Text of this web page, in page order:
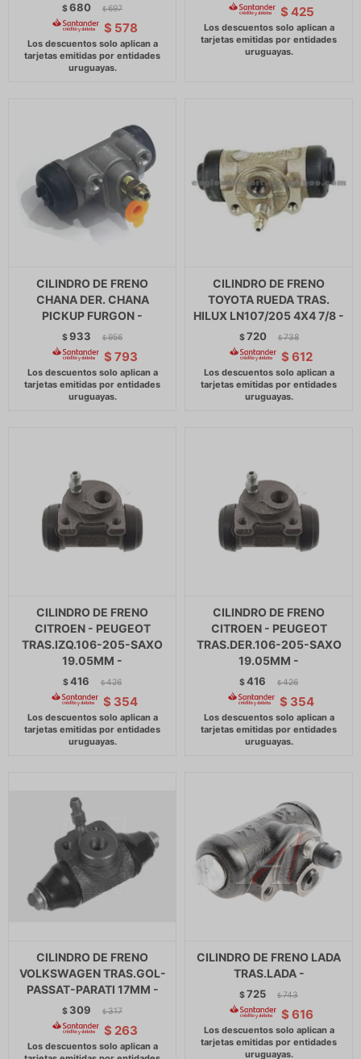
$680 $ 697
$ 578
$ 425
CILINDRO DE FRENO
CHANA DER. CHANA
PICKUP FURGON -
$933 $ 956
$ 793
CILINDRO DE FRENO
TOYOTA RUEDA TRAS.
HILUX LN107/205 4X4 7/8 -
$720 $ 738
$ 612
CILINDRO DE FRENO
CITROEN - PEUGEOT
TRAS.IZQ.106-205-SAXO
19.05MM -
$416 $ 426
$ 354
CILINDRO DE FRENO
CITROEN - PEUGEOT
TRAS.DER.106-205-SAXO
19.05MM -
$416 $ 426
$ 354
CILINDRO DE FRENO
VOLKSWAGEN TRAS.GOL-
PASSAT-PARATI 17MM -
$ 309 $ 317
$ 263
CILINDRO DE FRENO LADA
TRAS.LADA -
$725 $ 743
$ 616